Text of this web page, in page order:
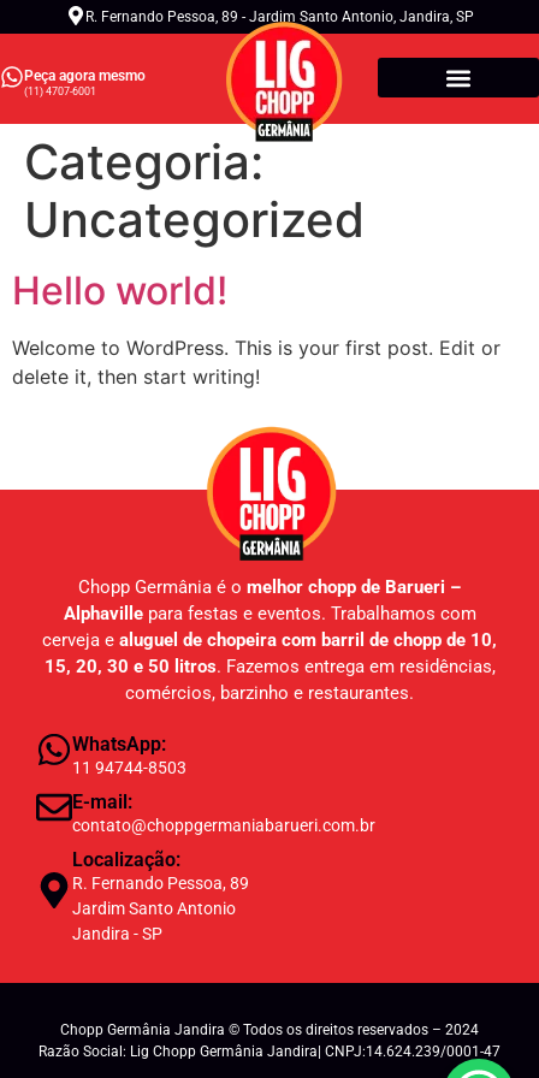
R. Fernando Pessoa, 89 - Jardim Santo Antonio, Jandira, SP
Peça agora mesmo
(11) 4707-6001
Categoria:
Uncategorized
Hello world!
Welcome to WordPress. This is your first post. Edit or
delete it, then start writing!
WhatsApp:
11 94744-8503
E-mail:
contato@choppgermaniabarueri.com.br
Chopp Germânia é o melhor chopp de Barueri –
Alphavillepara festas e eventos. Trabalhamos com
cerveja e aluguel de chopeira com barril de chopp de 10,
15, 20, 30 e 50 litros. Fazemos entrega em residências,
comércios, barzinho e restaurantes.
Localização:
R. Fernando Pessoa, 89
Jardim Santo Antonio
Jandira - SP
Chopp Germânia Jandira © Todos os direitos reservados – 2024
Razão Social: Lig Chopp Germânia Jandira| CNPJ:14.624.239/0001-47